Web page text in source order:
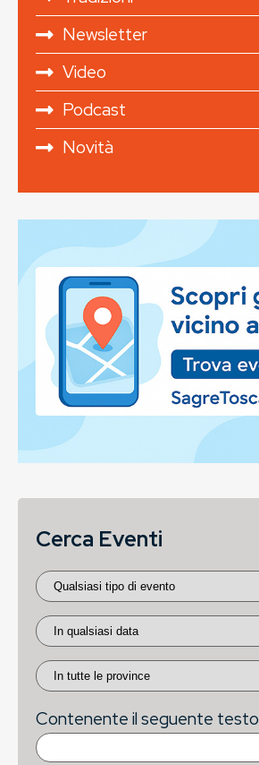
Newsletter
Video
Podcast
Novità
Cerca Eventi
Contenente il seguente testo